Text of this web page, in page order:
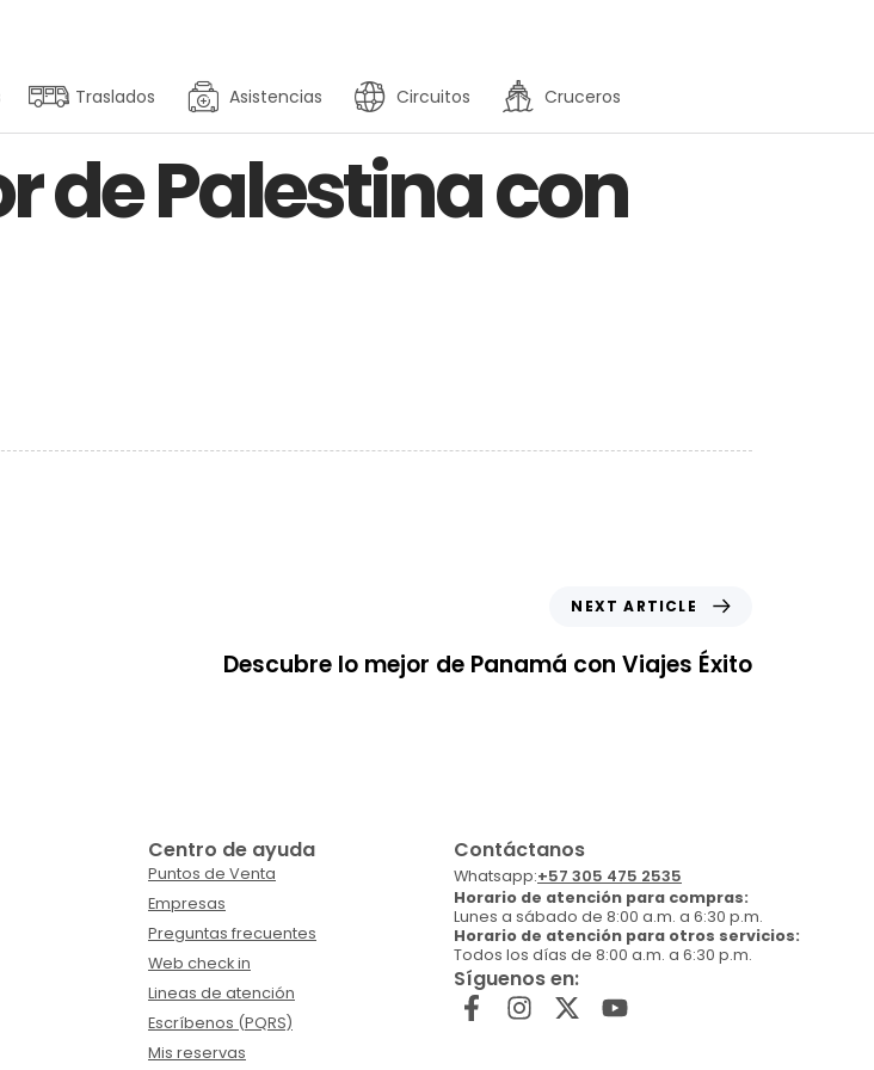
Traslados Asistencias Circuitos Cruceros
de Palestina con
NEXT ARTICLE
Descubre lo mejor de Panamá con Viajes Éxito
Centro de ayuda
Puntos de Venta
Empresas
Preguntas frecuentes
Web check in
Lineas de atención
Escríbenos (PQRS)
Mis reservas
Contáctanos
Whatsapp:+57 305 475 2535
Horario de atención para compras:
Lunes a sábado de 8:00 a.m. a 6:30 p.m.
Horario de atención para otros servicios:
Todos los días de 8:00 a.m. a 6:30 p.m.
Síguenos en: